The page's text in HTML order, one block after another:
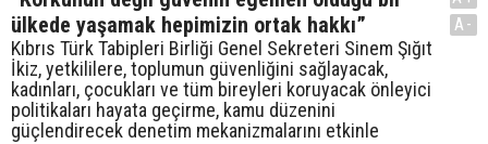
ülkede yaşamak hepimizin ortak hakkı”
Kıbrıs Türk Tabipleri Birliği Genel Sekreteri Sinem Şığıt
İkiz, yetkililere, toplumun güvenliğini sağlayacak,
kadınları, çocukları ve tüm bireyleri koruyacak önleyici
politikaları hayata geçirme, kamu düzenini
güçlendirecek denetim mekanizmalarını etkinle
A-